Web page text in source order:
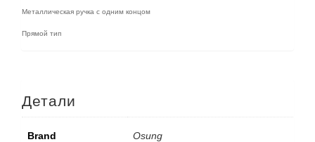
Металлическая ручка с одним концом
Прямой тип
Детали
Brand Osung